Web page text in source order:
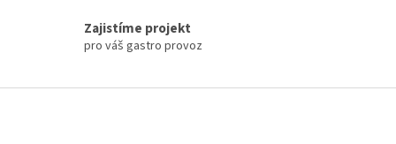
Zajistíme projekt
pro váš gastro provoz